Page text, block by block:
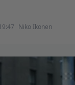
Niko Ikonen